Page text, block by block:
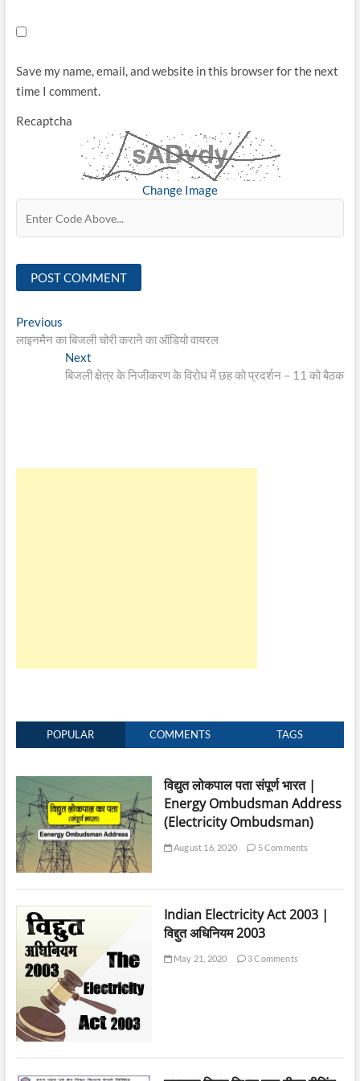
Save my name, email, and website in this browser for the next
time I comment.
Recaptcha
Change Image
Post
navigation
PreviousPrevious
post:
लाइनमैन का बिजली चोरी कराने का ऑडियो वायरल
Next
post:
बिजली क्षेत्र के निजीकरण के विरोध में छह को प्रदर्शन – 11 को बैठक
POPULAR COMMENTS TAGS
विद्युत लोकपाल पता संपूर्ण भारत |
Energy Ombudsman Address
(Electricity Ombudsman)
August 16, 2020 5 Comments
Indian Electricity Act 2003 |
विद्दुत अधिनियम 2003
May 21, 2020 3 Comments